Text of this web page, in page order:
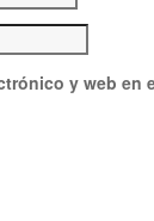
y web en